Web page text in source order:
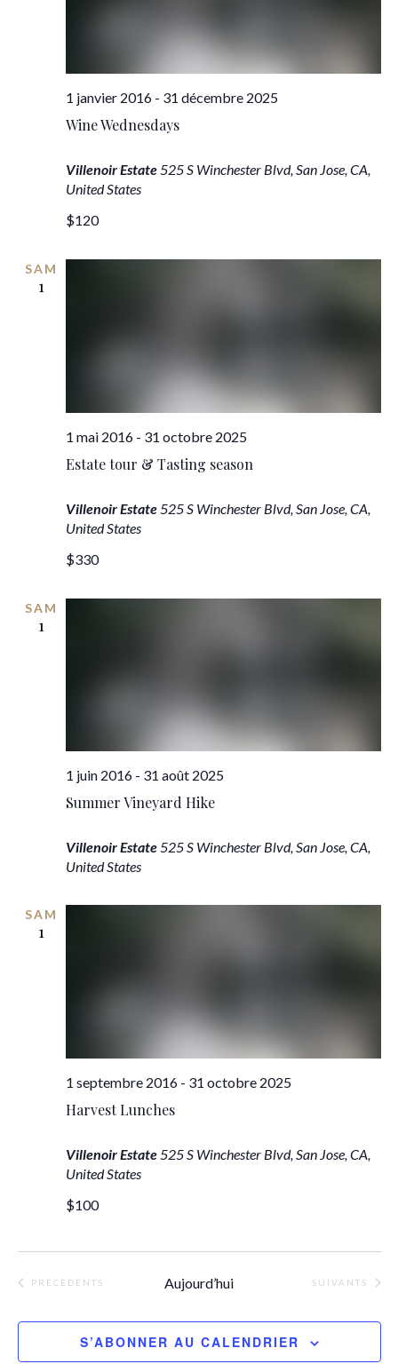
vues
Wine Wednesdays
1 janvier 2016- 31 décembre 2025
Villenoir Estate525 S Winchester Blvd, San Jose, CA,
United States
$120
SAM
1
Estate tour & Tasting season
1 mai 2016- 31 octobre 2025
Villenoir Estate525 S Winchester Blvd, San Jose, CA,
United States
$330
SAM
1
Summer Vineyard Hike
1 juin 2016- 31 août 2025
Villenoir Estate525 S Winchester Blvd, San Jose, CA,
United States
SAM
1
Harvest Lunches
1 septembre 2016- 31 octobre 2025
Villenoir Estate 525 S Winchester Blvd, San Jose, CA,
United States
$100
ÉVÈNEMENTS
PRÉCÉDENTS Aujourd’hui ÉVÈNEMENTS
SUIVANTS
S’ABONNER AU CALENDRIER